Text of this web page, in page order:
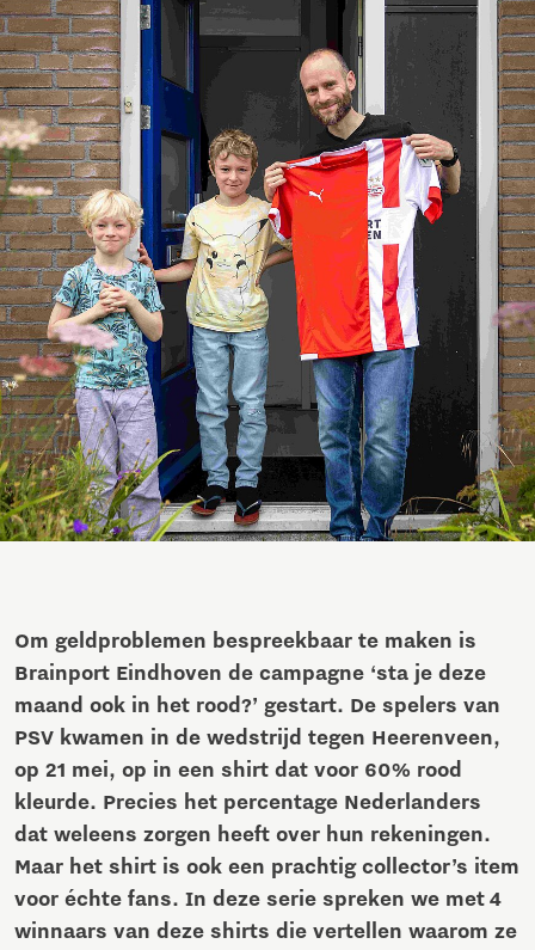
Om geldproblemen bespreekbaar te maken is
Brainport Eindhoven de campagne ‘sta je deze
maand ook in het rood?’ gestart. De spelers van
PSV kwamen in de wedstrijd tegen Heerenveen,
op 21 mei, op in een shirt dat voor 60% rood
kleurde. Precies het percentage Nederlanders
dat weleens zorgen heeft over hun rekeningen.
Maar het shirt is ook een prachtig collector’s item
voor échte fans. In deze serie spreken we met 4
winnaars van deze shirts die vertellen waarom ze